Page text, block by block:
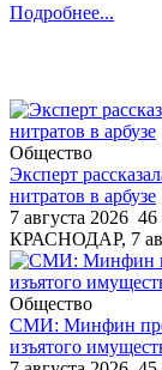
Подробнее...
Общество
Эксперт
нитратов в арбузе
7 августа 2026 46
КРАСНОДАР, 7
Общество
СМИ: Минфин
изъятого